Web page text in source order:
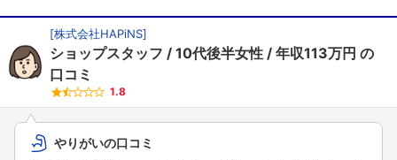
[株式会社HAPiNS]
ショップスタッフ 10代後半女性 年収113万円 の
口コミ
1.8
やりがいの口コミ